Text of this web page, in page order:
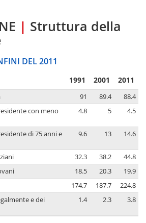
| Struttura della
DEL 2011
1991 2001 2011
91 89.4
88.4
con meno
4.8 5 4.5
di 75 anni e
9.6 13 14.6
32.3 38.2
44.8
18.5 20.3
19.9
174.7 187.7
224.8
e dei
1.4 2.3 3.8